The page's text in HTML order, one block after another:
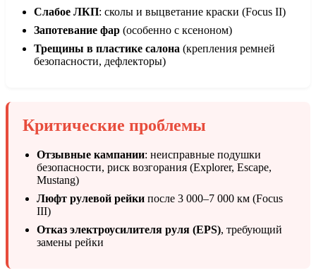
Слабое ЛКП: сколы и выцветание краски (Focus II)
Запотевание фар (особенно с ксеноном)
Трещины в пластике салона (крепления ремней
безопасности, дефлекторы)
Критические проблемы
Отзывные кампании: неисправные подушки
безопасности, риск возгорания (Explorer, Escape,
Mustang)
Люфт рулевой рейки после 3 000–7 000 км (Focus
III)
Отказ электроусилителя руля (EPS), требующий
замены рейки